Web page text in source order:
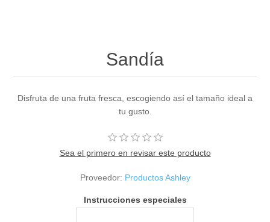
Sandía
Disfruta de una fruta fresca, escogiendo así el tamaño ideal a
tu gusto.
Sea el primero en revisar este producto
Proveedor: Productos Ashley
Instrucciones especiales